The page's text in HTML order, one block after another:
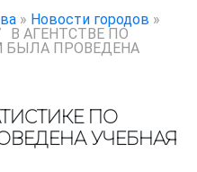
» Новости городов »
В АГЕНТСТВЕ ПО
БЫЛА ПРОВЕДЕНА
ПО
УЧЕБНАЯ